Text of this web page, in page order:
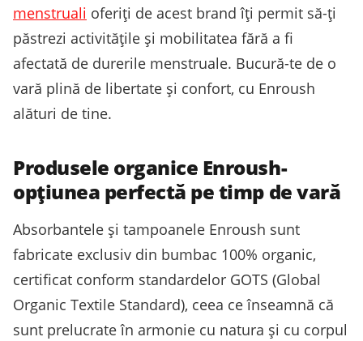
menstruali oferiți de acest brand îți permit să-ți
păstrezi activitățile și mobilitatea fără a fi
afectată de durerile menstruale. Bucură-te de o
vară plină de libertate și confort, cu Enroush
alături de tine.
Produsele organice Enroush-
opțiunea perfectă pe timp de vară
Absorbantele și tampoanele Enroush sunt
fabricate exclusiv din bumbac 100% organic,
certificat conform standardelor GOTS (Global
Organic Textile Standard), ceea ce înseamnă că
sunt prelucrate în armonie cu natura și cu corpul